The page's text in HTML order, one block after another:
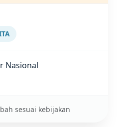
Nasional
sesuai kebijakan